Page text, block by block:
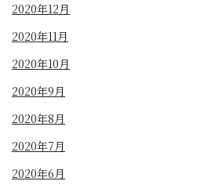
2020年12月
2020年11月
2020年10月
2020年9月
2020年8月
2020年7月
2020年6月